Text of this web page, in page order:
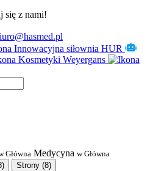
się z nami!
Innowacyjna siłownia HUR
Kosmetyki Weyergans
Główna Medycyna w Główna
Strony (8)